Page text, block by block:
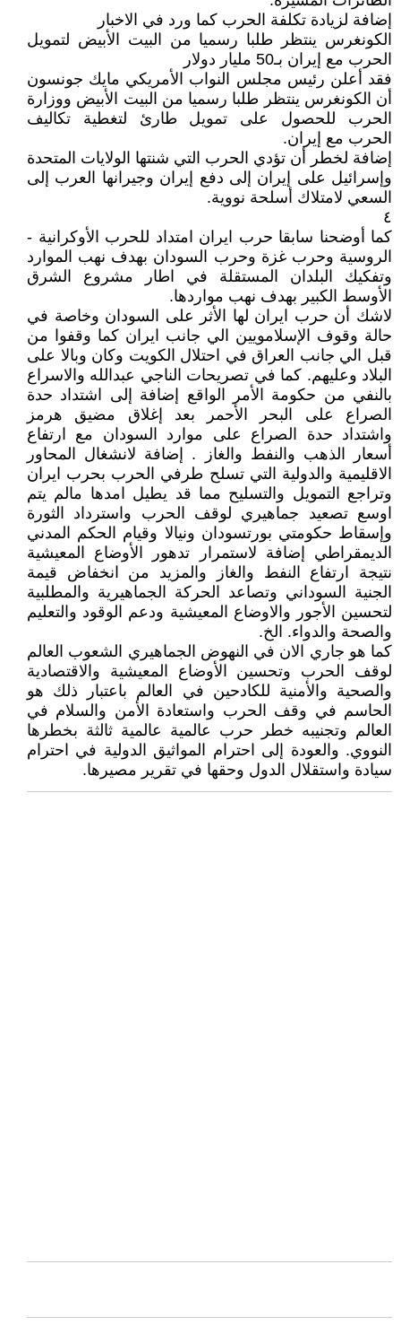
إضافة لزيادة تكلفة الحرب كما ورد في الاخبار
الكونغرس ينتظر طلبا رسميا من البيت الأبيض لتمويل
الحرب مع إيران بـ50 مليار دولار
فقد أعلن رئيس مجلس النواب الأمريكي مايك جونسون
أن الكونغرس ينتظر طلبا رسميا من البيت الأبيض ووزارة
الحرب للحصول على تمويل طارئ لتغطية تكاليف
الحرب مع إيران.
إضافة لخطر أن تؤدي الحرب التي شنتها الولايات المتحدة
وإسرائيل ⁠على إيران إلى دفع إيران وجيرانها العرب إلى
السعي لامتلاك أسلحة نووية.
٤
كما أوضحنا سابقا حرب ايران امتداد للحرب الأوكرانية -
الروسية وحرب غزة وحرب السودان بهدف نهب الموارد
وتفكيك البلدان المستقلة في اطار مشروع الشرق
الأوسط الكبير بهدف نهب مواردها.
لاشك أن حرب ايران لها الأثر على السودان وخاصة في
حالة وقوف الإسلامويين الي جانب ايران كما وقفوا من
قبل الي جانب العراق في احتلال الكويت وكان وبالا على
البلاد وعليهم. كما في تصريحات الناجي عبدالله والاسراع
بالنفي من حكومة الأمر الواقع إضافة إلى اشتداد حدة
الصراع على البحر الأحمر بعد إغلاق مضيق هرمز
واشتداد حدة الصراع على موارد السودان مع ارتفاع
أسعار الذهب والنفط والغاز . إضافة لانشغال المحاور
الاقليمية والدولية التي تسلح طرفي الحرب بحرب ايران
وتراجع التمويل والتسليح مما قد يطيل امدها مالم يتم
اوسع تصعيد جماهيري لوقف الحرب واسترداد الثورة
وإسقاط حكومتي بورتسودان ونيالا وقيام الحكم المدني
الديمقراطي إضافة لاستمرار تدهور الأوضاع المعيشية
نتيجة ارتفاع النفط والغاز والمزيد من انخفاض قيمة
الجنية السوداني وتصاعد الحركة الجماهيرية والمطلبية
لتحسين الأجور والاوضاع المعيشية ودعم الوقود والتعليم
والصحة والدواء. الخ.
كما هو جاري الان في النهوض الجماهيري الشعوب العالم
لوقف الحرب وتحسين الأوضاع المعيشية والاقتصادية
والصحية والأمنية للكادحين في العالم باعتبار ذلك هو
الحاسم في وقف الحرب واستعادة الأمن والسلام في
العالم وتجنيبه خطر حرب عالمية عالمية ثالثة بخطرها
النووي. والعودة إلى احترام المواثيق الدولية في احترام
سيادة واستقلال الدول وحقها في تقرير مصيرها.